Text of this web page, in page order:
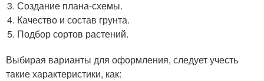
Создание плана-схемы.
Качество и состав грунта.
Подбор сортов растений.
Выбирая варианты для оформления, следует учесть
такие характеристики, как: